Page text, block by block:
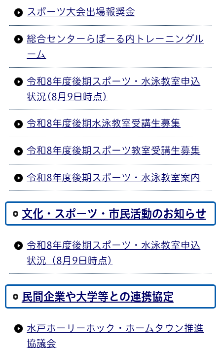
スポーツ大会出場報奨金
総合センターらぽーる内トレーニングル
ーム
令和8年度後期スポーツ・水泳教室申込
状況(8月9日時点)
令和8年度後期水泳教室受講生募集
令和8年度後期スポーツ教室受講生募集
令和8年度後期スポーツ・水泳教室案内
文化・スポーツ・市民活動のお知らせ
令和8年度後期スポーツ・水泳教室申込
状況（8月9日時点)
民間企業や大学等との連携協定
水戸ホーリーホック・ホームタウン推進
協議会